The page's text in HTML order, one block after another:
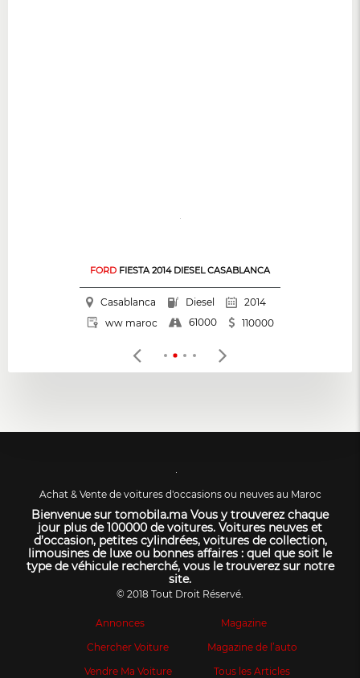
FORD FIESTA 2014 DIESEL CASABLANCA
Casablanca Diesel
2014
ww maroc
61000 110000
Achat & Vente de voitures d'occasions ou neuves au Maroc
Bienvenue sur tomobila.ma Vous y trouverez chaque
jour plus de 100000 de voitures. Voitures neuves et
d’occasion, petites cylindrées, voitures de collection,
limousines de luxe ou bonnes affaires : quel que soit le
type de véhicule recherché, vous le trouverez sur notre
site.
© 2018 Tout Droit Réservé.
Annonces
Chercher Voiture
Vendre Ma Voiture
Magazine
Magazine de l’auto
Tous les Articles